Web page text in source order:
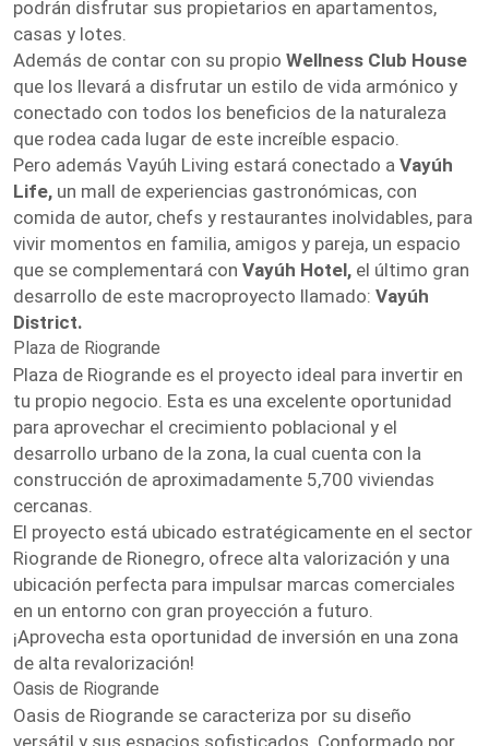
podrán disfrutar sus propietarios en apartamentos,
casas y lotes.
Además de contar con su propio Wellness Club House
que los llevará a disfrutar un estilo de vida armónico y
conectado con todos los beneficios de la naturaleza
que rodea cada lugar de este increíble espacio.
Pero además Vayúh Living estará conectado a Vayúh
Life, un mall de experiencias gastronómicas, con
comida de autor, chefs y restaurantes inolvidables, para
vivir momentos en familia, amigos y pareja, un espacio
que se complementará con Vayúh Hotel, el último gran
desarrollo de este macroproyecto llamado: Vayúh
District.
Plaza de Riogrande
Plaza de Riogrande es el proyecto ideal para invertir en
tu propio negocio. Esta es una excelente oportunidad
para aprovechar el crecimiento poblacional y el
desarrollo urbano de la zona, la cual cuenta con la
construcción de aproximadamente 5,700 viviendas
cercanas.
El proyecto está ubicado estratégicamente en el sector
Riogrande de Rionegro, ofrece alta valorización y una
ubicación perfecta para impulsar marcas comerciales
en un entorno con gran proyección a futuro.
¡Aprovecha esta oportunidad de inversión en una zona
de alta revalorización!
Oasis de Riogrande
Oasis de Riogrande se caracteriza por su diseño
versátil y sus espacios sofisticados. Conformado por